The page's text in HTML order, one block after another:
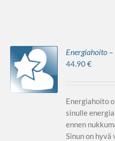
Energiahoito
44.90€
Energiahoito
sinulle
ennen
Sinun on